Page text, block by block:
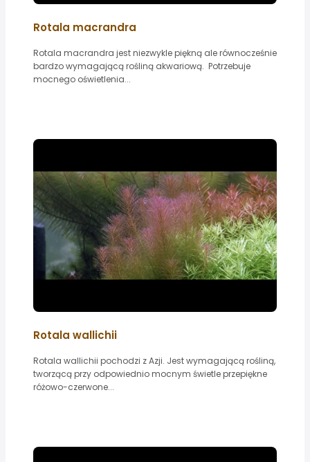
Rotala macrandra
Rotala macrandra jest niezwykle piękną ale równocześnie
bardzo wymagającą rośliną akwariową. Potrzebuje
mocnego oświetlenia...
Rotala wallichii
Rotala wallichii pochodzi z Azji. Jest wymagającą rośliną,
tworzącą przy odpowiednio mocnym świetle przepiękne
różowo-czerwone...